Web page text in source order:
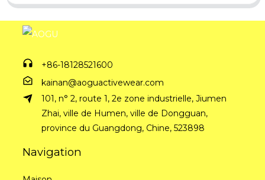
+86-18128521600
kainan@aoguactivewear.com
101, n° 2, route 1, 2e zone industrielle, Jiumen
Zhai, ville de Humen, ville de Dongguan,
province du Guangdong, Chine, 523898
Navigation